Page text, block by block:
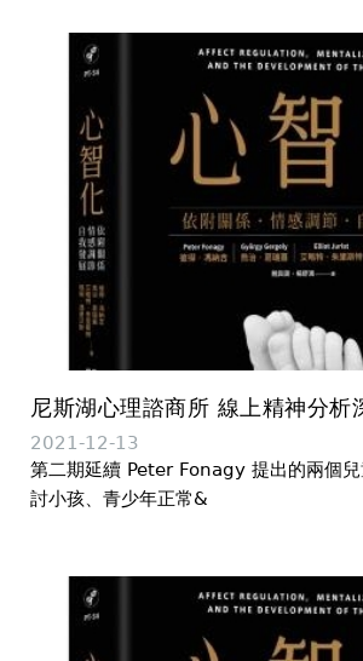
尼斯湖心理諮商所 線上精神分析
2021-12-13
第二期延續 Peter Fonagy 提出的兩個兒
討小孩、青少年正常&